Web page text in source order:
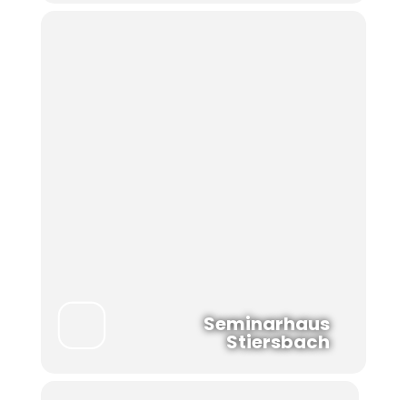
Seminarhaus
Stiersbach